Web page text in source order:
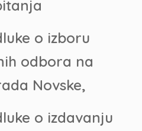
o izboru
odbora na
Novske,
o izdavanju